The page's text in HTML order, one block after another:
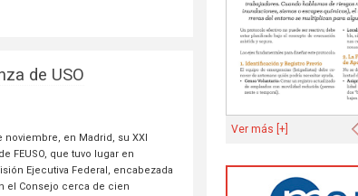
de USO
noviembre, en Madrid, su XXI
FEUSO, que tuvo lugar en
Ejecutiva Federal, encabezada
el Consejo cerca de cien
Ver más [+]